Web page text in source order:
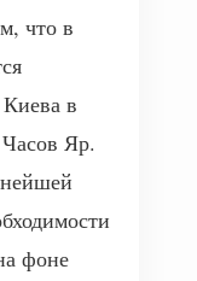
что в
в
Яр.
фоне